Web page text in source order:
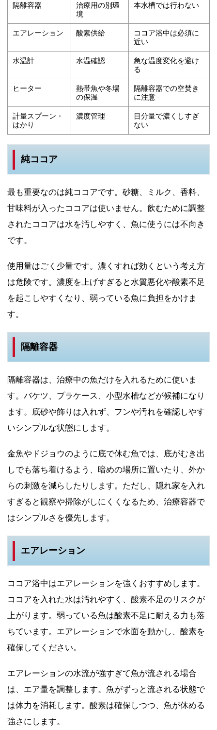
隔離容器
治療用の別環
境
本水槽では行わない
エアレーション 酸素供給
ココア浴中は必須に
近い
水温計 水温確認
急な温度変化を避け
る
ヒーター
熱帯魚や冬場
の保温
隔離容器での空焚き
に注意
計量スプーン・
はかり
濃度管理
目分量で濃くしすぎ
ない
純ココア
最も重要なのは純ココアです。砂糖、ミルク、香料、
甘味料が入ったココアは使いません。飲むために調整
されたココアは水を汚しやすく、魚に使うには不向き
です。
使用量はごく少量です。濃くすれば効くという考え方
は危険です。濃度を上げすぎると水質悪化や酸素不足
を起こしやすくなり、弱っている魚に負担をかけま
す。
隔離容器
隔離容器は、治療中の魚だけを入れるために使いま
す。バケツ、プラケース、小型水槽などが候補になり
ます。底砂や飾りは入れず、フンや汚れを確認しやす
いシンプルな状態にします。
金魚やドジョウのように底で休む魚では、底がむき出
しでも落ち着けるよう、暗めの場所に置いたり、外か
らの刺激を減らしたりします。ただし、隠れ家を入れ
すぎると観察や掃除がしにくくなるため、治療容器で
はシンプルさを優先します。
エアレーション
ココア浴中はエアレーションを強くおすすめします。
ココアを入れた水は汚れやすく、酸素不足のリスクが
上がります。弱っている魚は酸素不足に耐える力も落
ちています。エアレーションで水面を動かし、酸素を
確保してください。
エアレーションの水流が強すぎて魚が流される場合
は、エア量を調整します。魚がずっと流される状態で
は体力を消耗します。酸素は確保しつつ、魚が休める
強さにします。